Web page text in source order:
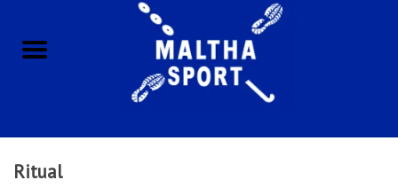
ACCESSOIRES/HARDWARE
KLEDING
Ritual